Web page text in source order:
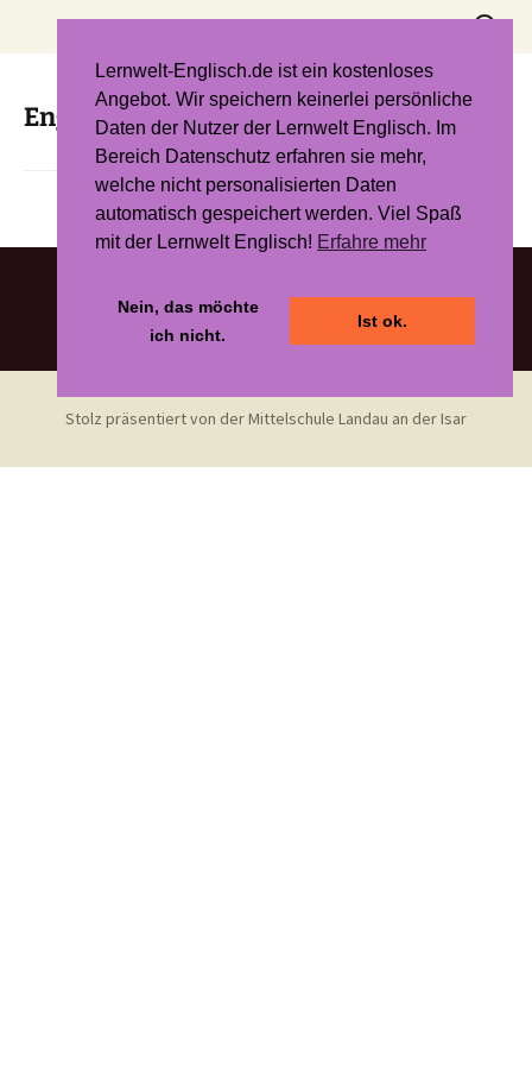
Suchen
English Dictation: Blue Line 2 Unit 4
Stolz präsentiert von der Mittelschule Landau an der Isar
Lernwelt-Englisch.de ist ein kostenloses
Angebot. Wir speichern keinerlei persönliche
Daten der Nutzer der Lernwelt Englisch. Im
Bereich Datenschutz erfahren sie mehr,
welche nicht personalisierten Daten
automatisch gespeichert werden. Viel Spaß
mit der Lernwelt Englisch! Erfahre mehr
Nein, das möchte
ich nicht.
Ist ok.